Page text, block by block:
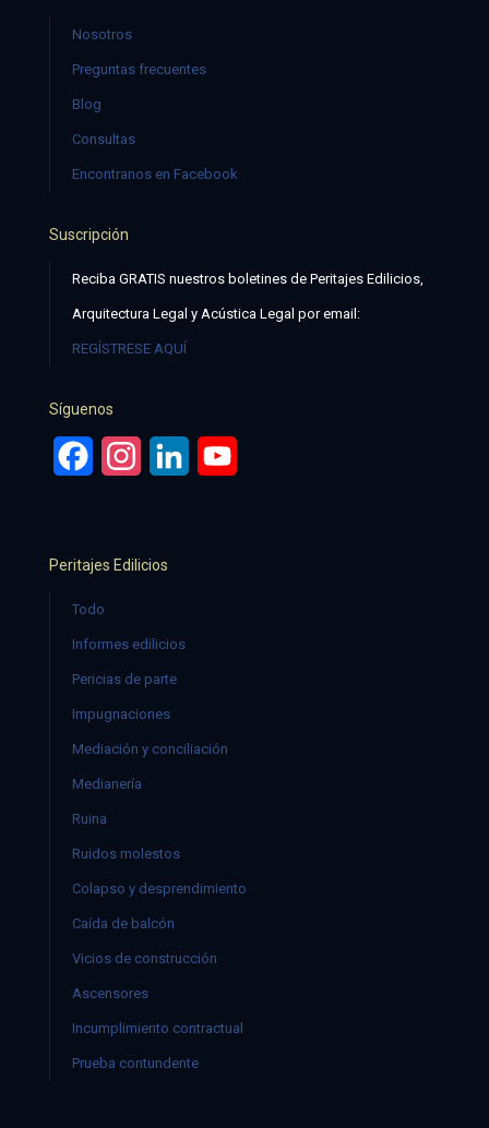
Nosotros
Preguntas frecuentes
Blog
Consultas
Encontranos en Facebook
Suscripción
Reciba GRATIS nuestros boletines de Peritajes Edilicios,
Arquitectura Legal y Acústica Legal por email:
REGÍSTRESE AQUÍ
Síguenos
FacebookInstagramLinkedIn
Peritajes Edilicios
Todo
Informes edilicios
Pericias de parte
Impugnaciones
Mediación y conciliación
Medianería
Ruina
Ruidos molestos
Colapso y desprendimiento
Caída de balcón
Vicios de construcción
Ascensores
Incumplimiento contractual
Prueba contundente